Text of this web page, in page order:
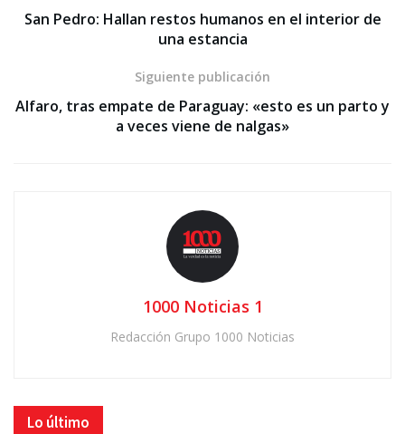
San Pedro: Hallan restos humanos en el interior de
una estancia
Siguiente publicación
Alfaro, tras empate de Paraguay: «esto es un parto y
a veces viene de nalgas»
1000 Noticias 1
Redacción Grupo 1000 Noticias
Lo último